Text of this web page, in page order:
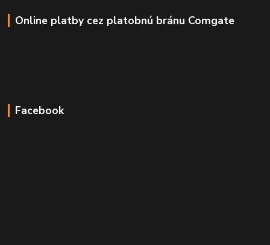
Online platby cez platobnú bránu Comgate
Facebook